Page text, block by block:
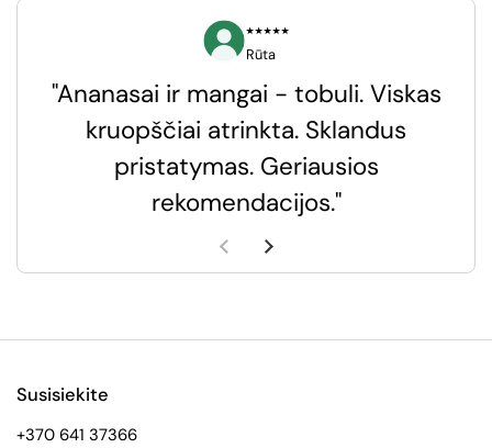
⭑⭑⭑⭑⭑
Rūta
"Ananasai ir mangai - tobuli. Viskas
kruopščiai atrinkta. Sklandus
pristatymas. Geriausios
rekomendacijos."
Ankstesnė skaidrė
Kita skaidrė
Susisiekite
+370 641 37366